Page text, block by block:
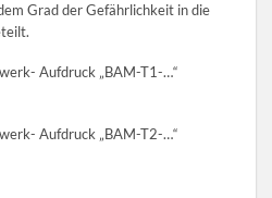
Grad der Gefährlichkeit in die
Aufdruck „BAM-T1-…“
Aufdruck „BAM-T2-…“